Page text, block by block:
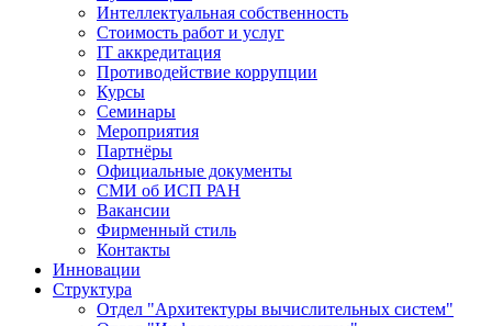
Интеллектуальная собственность
Стоимость работ и услуг
IT аккредитация
Противодействие коррупции
Курсы
Семинары
Мероприятия
Партнёры
Официальные документы
СМИ об ИСП РАН
Вакансии
Фирменный стиль
Контакты
Инновации
Структура
Отдел "Архитектуры вычислительных систем"